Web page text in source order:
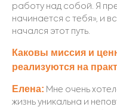
работу над собой. Я
начинается с тебя», и
начался этот путь.
Каковы миссия и
реализуются на
Елена: Мне очень
жизнь уникальна и